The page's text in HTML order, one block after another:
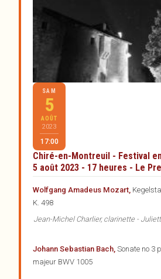
SAM
5
AOÛT
2023
17:00
Chiré-en-Montreuil - Festival
5 août 2023 - 17 heures - Le
Wolfgang Amadeus Mozart,
K. 498
Jean-Michel Charlier, clarinette -
Johann Sebastian Bach, Sonate no 3
majeur BWV 1005